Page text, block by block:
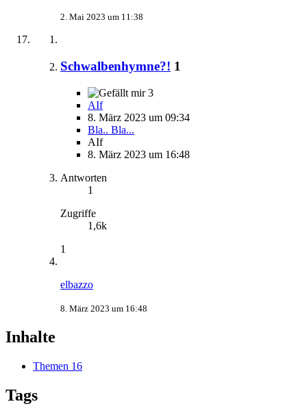
2. Mai 2023 um 11:38
Schwalbenhymne?! 1
3
AIf
8. März 2023 um 09:34
Bla.. Bla...
AIf
8. März 2023 um 16:48
Antworten
1
Zugriffe
1,6k
1
elbazzo
8. März 2023 um 16:48
Inhalte
Themen 16
Tags